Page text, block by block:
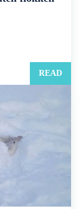
READ